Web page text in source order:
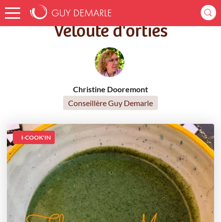
Accueil Recettes Velouté d'orties
Velouté d'orties
Christine Dooremont
Conseillère Guy Demarle
I-COOK'IN